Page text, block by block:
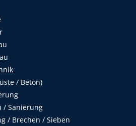
/ Beton)
/ Sanierung
/ Brechen / Sieben